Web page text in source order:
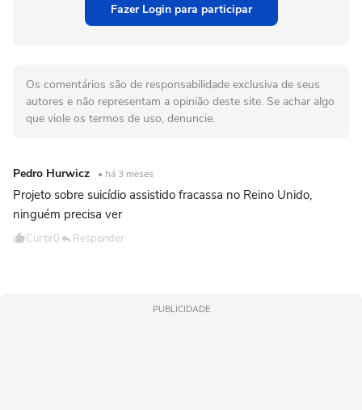
Fazer Login para participar
Os comentários são de responsabilidade exclusiva de seus
autores e não representam a opinião deste site. Se achar algo
que viole os termos de uso, denuncie.
Pedro Hurwicz • há 3 meses
Projeto sobre suicídio assistido fracassa no Reino Unido,
ninguém precisa ver
Curtir0 Responder
PUBLICIDADE